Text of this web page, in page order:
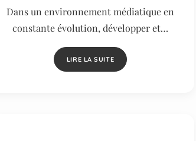
Dans un environnement médiatique en
constante évolution, développer et…
LIRE LA SUITE